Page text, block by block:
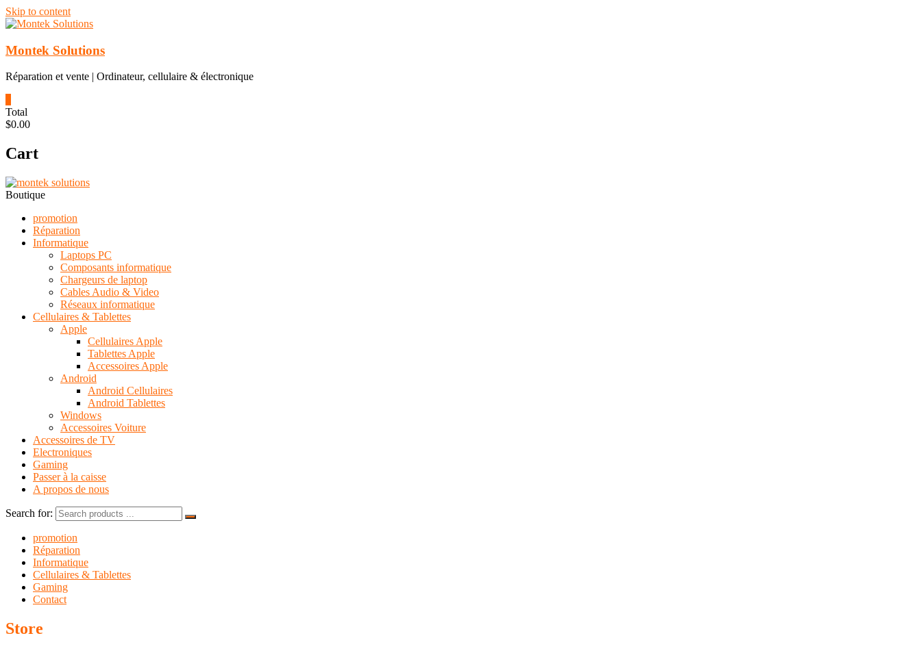
Skip to content
Montek Solutions
Réparation et vente | Ordinateur, cellulaire & électronique
Total
$0.00
Cart
Boutique
promotion
Réparation
Informatique
Laptops PC
Composants informatique
Chargeurs de laptop
Cables Audio & Video
Réseaux informatique
Cellulaires & Tablettes
Apple
Cellulaires Apple
Tablettes Apple
Accessoires Apple
Android
Android Cellulaires
Android Tablettes
Windows
Accessoires Voiture
Accessoires de TV
Electroniques
Gaming
Passer à la caisse
A propos de nous
Search for:
promotion
Réparation
Informatique
Cellulaires & Tablettes
Gaming
Contact
Store